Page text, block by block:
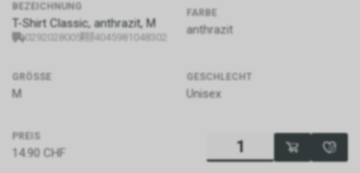
BEZEICHNUNG
T-Shirt Classic, anthrazit, M
0292028005 4045981048302
FARBE
anthrazit
GRÖSSE
M
GESCHLECHT
Unisex
PREIS
14.90 CHF